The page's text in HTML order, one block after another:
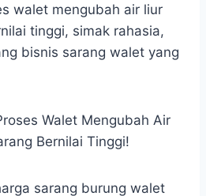
n
e
a
walet mengubah air liur
tinggi, simak rahasia,
bisnis sarang walet yang
sarang burung walet